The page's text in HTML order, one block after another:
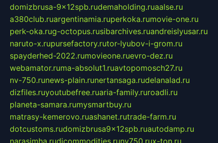
domizbrusa-9x12spb.rudemaholding.ruaalse.ru
a380club.ruargentinamia.ruperkoka.rumovie-one.ru
perk-oka.rug-octopus.rusibarchives.ruandreislyusar.ru
naruto-x.rupursefactory.rutor-lyubov-i-grom.ru
spayderhed-2022.rumovieone.ruevro-dez.ru
webamator.ruma-absolut1.ruavtopomosch27.ru
nv-750.runews-plain.runertansaga.rudelanalad.ru
dizfiles.ruyoutubefree.ruaria-family.ruroadli.ru
planeta-samara.rumysmartbuy.ru
matrasy-kemerovo.ruashanet.rutrade-farm.ru
dotcustoms.rudomizbrusa9x12spb.ruautodamp.ru
narasimha.rudjcommodities.runv750.rux-ton.ru